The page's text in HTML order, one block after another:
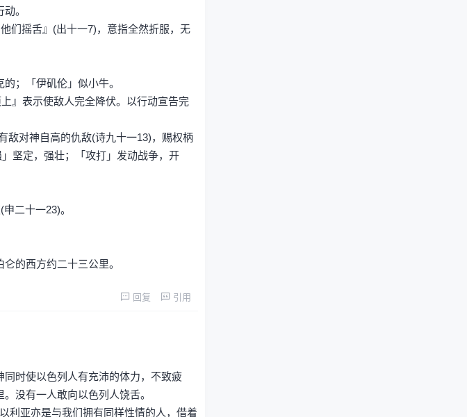
。
们摇舌』(出十一7)，意指全然折服，无
；「伊矶伦」似小牛。
』表示使敌人完全降伏。以行动宣告完
敌对神自高的仇敌(诗九十一13)，赐权柄
坚定，强壮；「攻打」发动战争，开
二十一23)。
的西方约二十三公里。
回复 引用
时使以色列人有充沛的体力，不致疲
没有一人敢向以色列人饶舌。
利亚亦是与我们拥有同样性情的人，借着